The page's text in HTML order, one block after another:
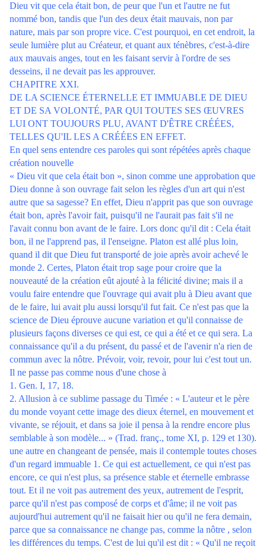
Dieu vit que cela était bon, de peur que l'un et l'autre ne fut
nommé bon, tandis que l'un des deux était mauvais, non par
nature, mais par son propre vice. C'est pourquoi, en cet endroit, la
seule lumière plut au Créateur, et quant aux ténèbres, c'est-à-dire
aux mauvais anges, tout en les faisant servir à l'ordre de ses
desseins, il ne devait pas les approuver.
CHAPITRE XXI.
DE LA SCIENCE ÉTERNELLE ET IMMUABLE DE DIEU
ET DE SA VOLONTÉ, PAR QUI TOUTES SES ŒUVRES
LUI ONT TOUJOURS PLU, AVANT D'ÊTRE CRÉÉES,
TELLES QU'IL LES A CRÉÉES EN EFFET.
En quel sens entendre ces paroles qui sont répétées après chaque
création nouvelle
« Dieu vit que cela était bon », sinon comme une approbation que
Dieu donne à son ouvrage fait selon les règles d'un art qui n'est
autre que sa sagesse? En effet, Dieu n'apprit pas que son ouvrage
était bon, après l'avoir fait, puisqu'il ne l'aurait pas fait s'il ne
l'avait connu bon avant de le faire. Lors donc qu'il dit : Cela était
bon, il ne l'apprend pas, il l'enseigne. Platon est allé plus loin,
quand il dit que Dieu fut transporté de joie après avoir achevé le
monde 2. Certes, Platon était trop sage pour croire que la
nouveauté de la création eût ajouté à la félicité divine; mais il a
voulu faire entendre que l'ouvrage qui avait plu à Dieu avant que
de le faire, lui avait plu aussi lorsqu'il fut fait. Ce n'est pas que la
science de Dieu éprouve aucune variation et qu'il connaisse de
plusieurs façons diverses ce qui est, ce qui a été et ce qui sera. La
connaissance qu'il a du présent, du passé et de l'avenir n'a rien de
commun avec la nôtre. Prévoir, voir, revoir, pour lui c'est tout un.
Il ne passe pas comme nous d'une chose à
1. Gen. I, 17, 18.
2. Allusion à ce sublime passage du Timée : « L'auteur et le père
du monde voyant cette image des dieux éternel, en mouvement et
vivante, se réjouit, et dans sa joie il pensa à la rendre encore plus
semblable à son modèle... » (Trad. franç., tome XI, p. 129 et 130).
une autre en changeant de pensée, mais il contemple toutes choses
d'un regard immuable 1. Ce qui est actuellement, ce qui n'est pas
encore, ce qui n'est plus, sa présence stable et éternelle embrasse
tout. Et il ne voit pas autrement des yeux, autrement de l'esprit,
parce qu'il n'est pas composé de corps et d'âme; il ne voit pas
aujourd'hui autrement qu'il ne faisait hier ou qu'il ne fera demain,
parce que sa connaissance ne change pas, comme la nôtre , selon
les différences du temps. C'est de lui qu'il est dit : « Qu'il ne reçoit